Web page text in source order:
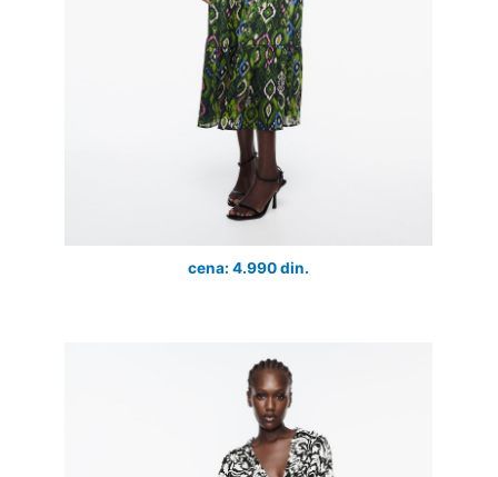
cena: 4.990 din.